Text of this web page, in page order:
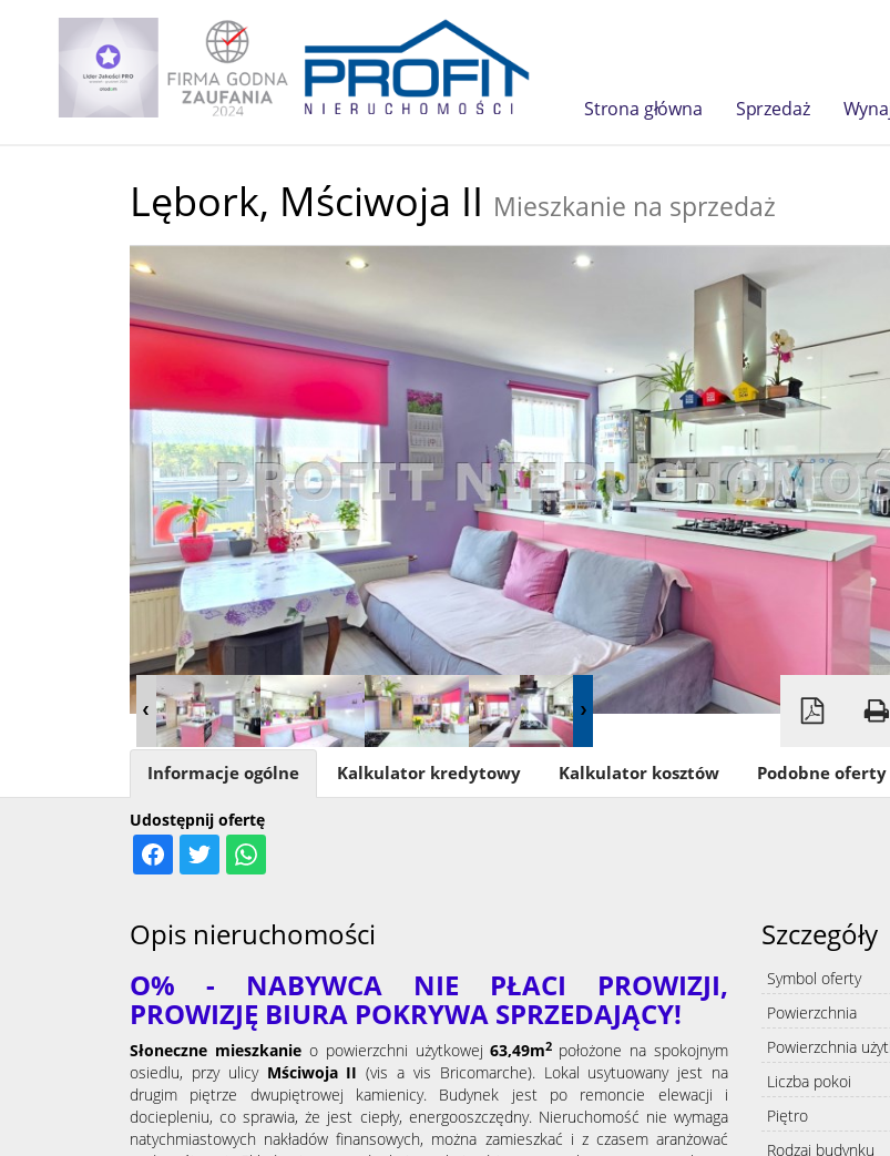
Strona główna Sprzedaż
Lębork, Mściwoja II Mieszkanie na sprzedaż
+
−
Udostępnij ofertę
Informacje ogólne Kalkulator kredytowy Kalkulator kosztów Podobne oferty
Opis nieruchomości
O% - NABYWCA NIE PŁACI PROWIZJI,
PROWIZJĘ BIURA POKRYWA SPRZEDAJĄCY!
Słoneczne mieszkanie o powierzchni użytkowej 63,49m2 położone na spokojnym
osiedlu, przy ulicy Mściwoja II(vis a vis Bricomarche). Lokal usytuowany jest na
drugim piętrze dwupiętrowej kamienicy. Budynek jest po remoncie elewacji i
dociepleniu, co sprawia, że jest ciepły, energooszczędny. Nieruchomość nie wymaga
natychmiastowych nakładów finansowych, można zamieszkać i z czasem aranżować
Szczegóły
Symbol oferty
Powierzchnia
Powierzchnia
Liczba pokoi
Piętro
Rodzaj budynku